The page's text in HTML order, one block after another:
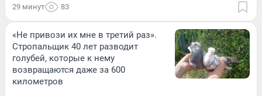
29 минут 83
«Не привози их мне в третий раз».
Стропальщик 40 лет разводит
голубей, которые к нему
возвращаются даже за 600
километров